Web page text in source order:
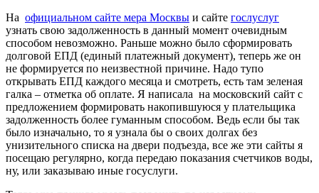
На официальном сайте мера Москвы и сайте гослуслуг
узнать свою задолженность в данный момент очевидным
способом невозможно. Раньше можно было сформировать
долговой ЕПД (единый платежный документ), теперь же он
не формируется по неизвестной причине. Надо тупо
открывать ЕПД каждого месяца и смотреть, есть там зеленая
галка – отметка об оплате. Я написала на московский сайт с
предложением формировать накопившуюся у плательщика
задолженность более гуманным способом. Ведь если бы так
было изначально, то я узнала бы о своих долгах без
унизительного списка на двери подъезда, все же эти сайты я
посещаю регулярно, когда передаю показания счетчиков воды,
ну, или заказываю иные госуслуги.